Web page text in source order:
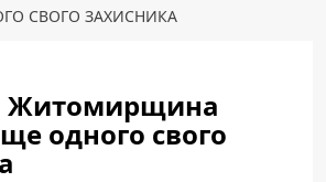
СВОГО ЗАХИСНИКА
Житомирщина
одного свого